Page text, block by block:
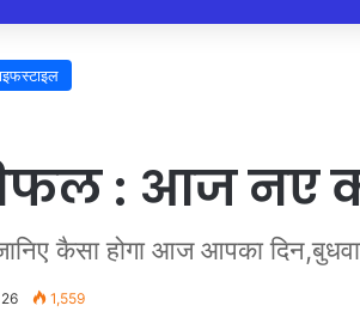
: आज नए
कैसा होगा आज आपका
1,559